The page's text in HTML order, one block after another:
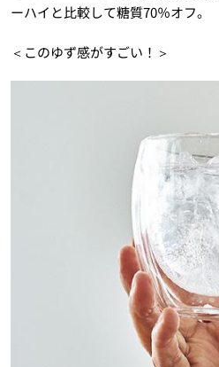
ーハイと比較して糖質70％オフ。
＜このゆず感がすごい！＞